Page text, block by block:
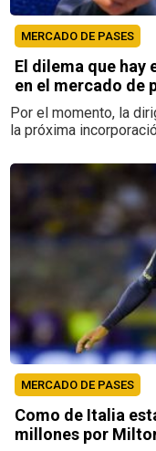
MERCADO DE PASES
El dilema que hay
en el mercado de
Por el momento, la
la próxima
MERCADO DE PASES
Como de Italia
millones por